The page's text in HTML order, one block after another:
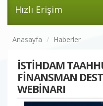
Hızlı Erişim
Anasayfa Haberler
İSTİHDAM
FİNANSMAN
WEBİNARI